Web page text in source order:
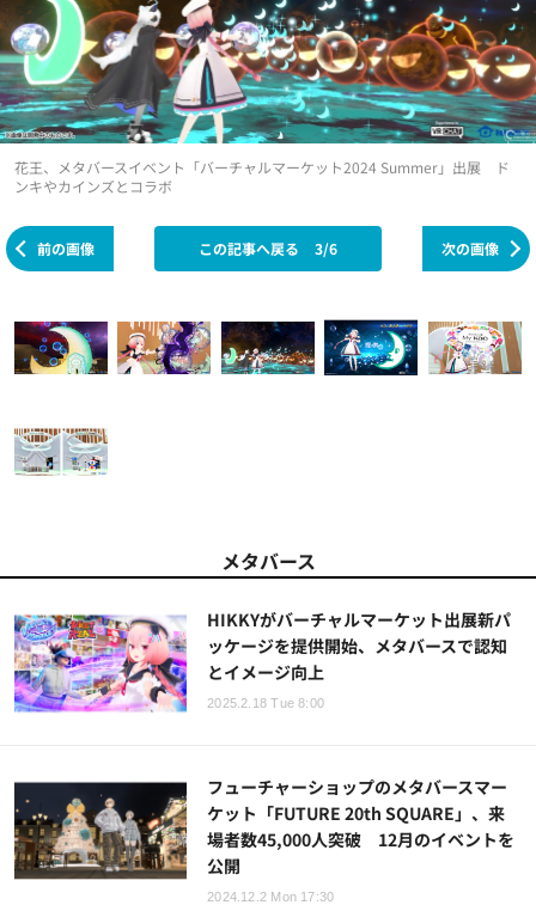
花王、メタバースイベント「バーチャルマーケット2024 Summer」出展 ド
ンキやカインズとコラボ
前の画像 次の画像
この記事へ戻る 3/6
メタバース
HIKKYがバーチャルマーケット出展新パ
ッケージを提供開始、メタバースで認知
とイメージ向上
2025.2.18 Tue 8:00
フューチャーショップのメタバースマー
ケット「FUTURE 20th SQUARE」、来
場者数45,000人突破 12月のイベントを
公開
2024.12.2 Mon 17:30